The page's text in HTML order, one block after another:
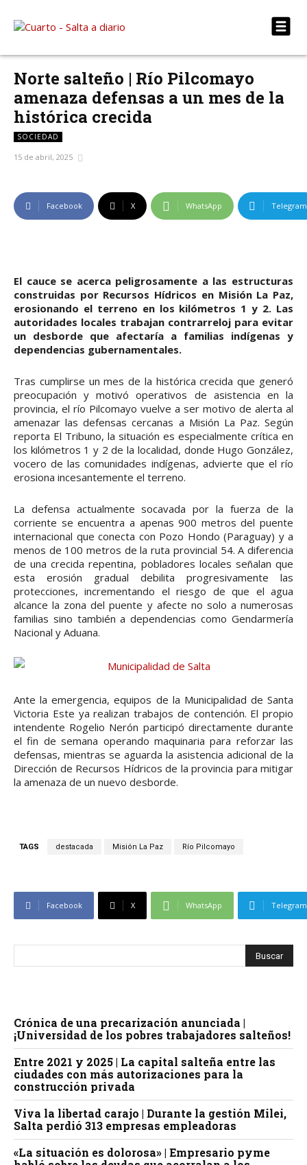
Norte salteño | Río Pilcomayo
amenaza defensas a un mes de la
histórica crecida
SOCIEDAD
15 de abril, 2025
Facebook X WhatsApp Telegram
El cauce se acerca peligrosamente a las estructuras
construidas por Recursos Hídricos en Misión La Paz,
erosionando el terreno en los kilómetros 1 y 2. Las
autoridades locales trabajan contrarreloj para evitar
un desborde que afectaría a familias indígenas y
dependencias gubernamentales.
Tras cumplirse un mes de la histórica crecida que generó
preocupación y motivó operativos de asistencia en la
provincia, el río Pilcomayo vuelve a ser motivo de alerta al
amenazar las defensas cercanas a Misión La Paz. Según
reporta El Tribuno, la situación es especialmente crítica en
los kilómetros 1 y 2 de la localidad, donde Hugo González,
vocero de las comunidades indígenas, advierte que el río
erosiona incesantemente el terreno.
La defensa actualmente socavada por la fuerza de la
corriente se encuentra a apenas 900 metros del puente
internacional que conecta con Pozo Hondo (Paraguay) y a
menos de 100 metros de la ruta provincial 54. A diferencia
de una crecida repentina, pobladores locales señalan que
esta erosión gradual debilita progresivamente las
protecciones, incrementando el riesgo de que el agua
alcance la zona del puente y afecte no solo a numerosas
familias sino también a dependencias como Gendarmería
Nacional y Aduana.
Ante la emergencia, equipos de la Municipalidad de Santa
Victoria Este ya realizan trabajos de contención. El propio
intendente Rogelio Nerón participó directamente durante
el fin de semana operando maquinaria para reforzar las
defensas, mientras se aguarda la asistencia adicional de la
Dirección de Recursos Hídricos de la provincia para mitigar
la amenaza de un nuevo desborde.
TAGS destacada Misión La Paz Río Pilcomayo
Facebook X WhatsApp Telegram
Crónica de una precarización anunciada |
¡Universidad de los pobres trabajadores salteños!
Entre 2021 y 2025 | La capital salteña entre las
ciudades con más autorizaciones para la
construcción privada
Viva la libertad carajo | Durante la gestión Milei,
Salta perdió 313 empresas empleadoras
«La situación es dolorosa» | Empresario pyme